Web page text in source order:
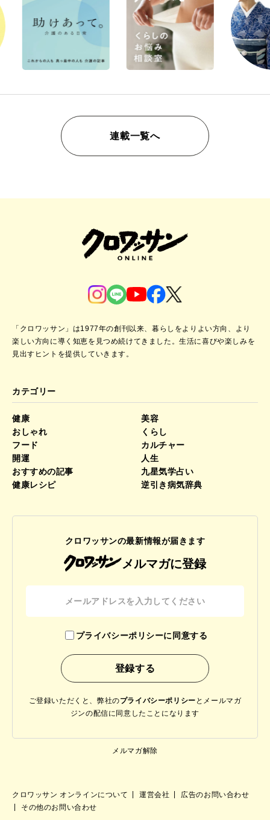
連載一覧へ
「クロワッサン」は1977年の創刊以来、暮らしをよりよい方向、より
楽しい方向に導く知恵を見つめ続けてきました。生活に喜びや楽しみを
見出すヒントを提供していきます。
カテゴリー
健康
美容
おしゃれ
くらし
フード
カルチャー
開運
人生
おすすめの記事
九星気学占い
健康レシピ
逆引き病気辞典
クロワッサンの最新情報が届きます
メルマガに登録
プライバシーポリシーに同意する
ご登録いただくと、弊社のプライバシーポリシー と メールマガ
ジンの配信に同意したことになります
メルマガ解除
クロワッサン オンラインについて 運営会社
広告のお問い合わせ
その他のお問い合わせ